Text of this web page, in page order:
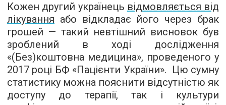
Кожен другий українець відмовляється від
лікування або відкладає його через брак
грошей — такий невтішний висновок був
зроблений в ході дослідження
«(Без)коштовна медицина», проведеного у
2017 році БФ «Пацієнти України». Цю сумну
статистику можна пояснити відсутністю як
доступу до терапії, так і культури